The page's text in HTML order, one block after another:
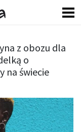
z obozu dla
o
na świecie